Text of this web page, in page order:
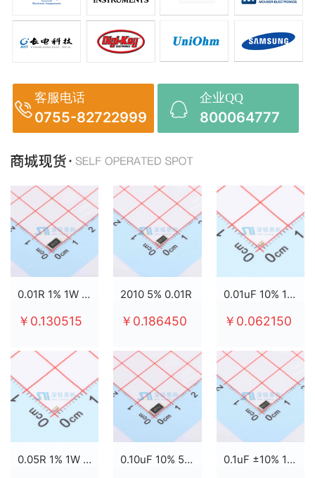
客服电话
0755-82722999
企业QQ
800064777
0.01R 1% 1W 2512
￥0.130515
2010 5% 0.01R
￥0.186450
0.01uF 10% 100V X7R 0603
￥0.062150
0.05R 1% 1W 2512 0.10uF 10% 50V X7R 0805 0.1uF ±10% 100V X7R 0805